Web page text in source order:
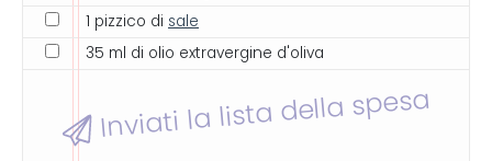
1 pizzico di sale
35 ml di olio extravergine d'oliva
Inviati la lista della spesa